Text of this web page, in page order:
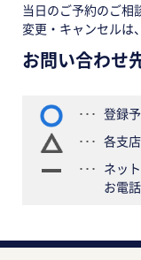
当日のご予約のご相
変更・キャンセルは
お問い合わせ
登録
各支
ネッ
お電